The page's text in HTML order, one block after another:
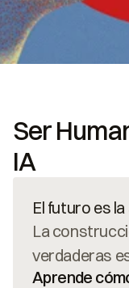
Ser
IA
El futuro es
La
verdaderas
Aprende